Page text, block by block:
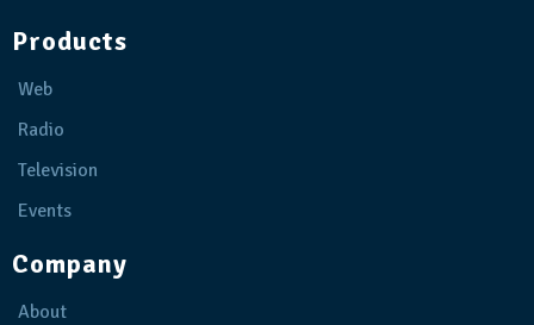
Products
Web
Radio
Television
Events
Company
About